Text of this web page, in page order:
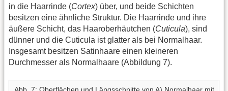
in die Haarrinde (Cortex) über, und beide Schichten
besitzen eine ähnliche Struktur. Die Haarrinde und ihre
äußere Schicht, das Haaroberhäutchen (Cuticula), sind
dünner und die Cuticula ist glatter als bei Normalhaar.
Insgesamt besitzen Satinhaare einen kleineren
Durchmesser als Normalhaare (Abbildung 7).